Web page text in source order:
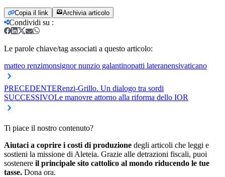
Copia il link Archivia articolo
Condividi su :
Le parole chiave/tag associati a questo articolo:
matteo renzimonsignor nunzio galantinopatti lateranensivaticano
PRECEDENTERenzi-Grillo. Un dialogo tra sordi
SUCCESSIVOLe manovre attorno alla riforma dello IOR
Ti piace il nostro contenuto?
Aiutaci a coprire i costi di produzione degli articoli che leggi e
sostieni la missione di Aleteia. Grazie alle detrazioni fiscali, puoi
sostenere il principale sito cattolico al mondo riducendo le tue
tasse. Dona ora.